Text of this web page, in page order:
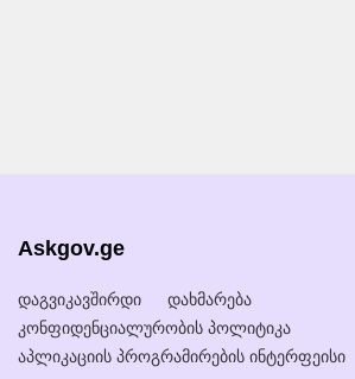
Askgov.ge
დაგვიკავშირდი
დახმარება
კონფიდენციალურობის პოლიტიკა
აპლიკაციის პროგრამირების ინტერფეისი